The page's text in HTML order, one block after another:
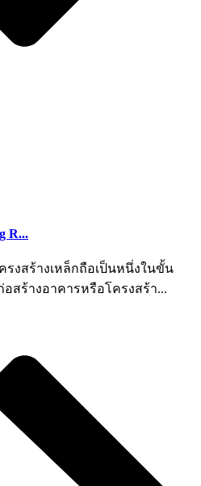
R...
รงสร้างเหล็กถือเป็นหนึ่งในขั้น
สร้างอาคารหรือโครงสร้า...